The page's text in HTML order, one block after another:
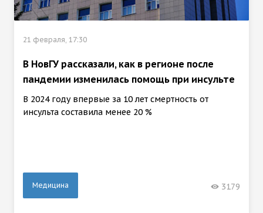
21 февраля, 17:30
В НовГУ рассказали, как в регионе после
пандемии изменилась помощь при инсульте
В 2024 году впервые за 10 лет смертность от
инсульта составила менее 20 %
Медицина 3179